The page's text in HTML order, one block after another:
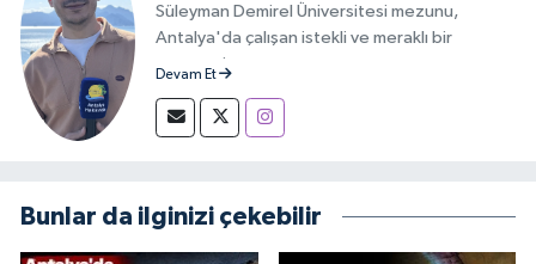
Süleyman Demirel Üniversitesi mezunu,
Antalya'da çalışan istekli ve meraklı bir
gazeteci.
Devam Et
Bunlar da ilginizi çekebilir